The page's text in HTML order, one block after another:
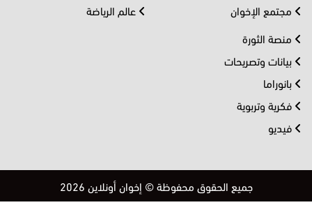
مجتمع الإخوان
عالم الرياضة
منصة الثورة
بيانات وتصريحات
بانوراما
فكرية وتربوية
فيديو
جميع الحقوق محفوظة © إخوان أونلاين 2026